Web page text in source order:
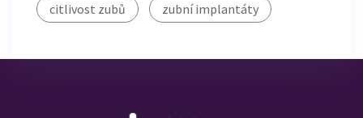
citlivost zubů zubní implantáty